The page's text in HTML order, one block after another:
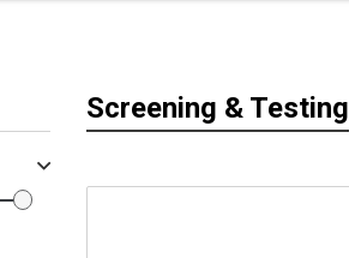
Screening & Testing